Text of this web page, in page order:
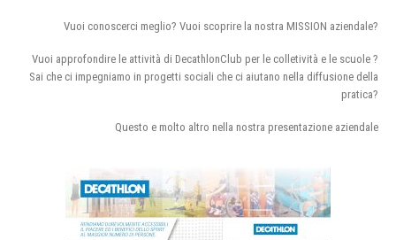
Vuoi conoscerci meglio? Vuoi scoprire la nostra MISSION aziendale?
Vuoi approfondire le attività di DecathlonClub per le colletività e le scuole ?
Sai che ci impegniamo in progetti sociali che ci aiutano nella diffusione della
pratica?
Questo e molto altro nella nostra presentazione aziendale